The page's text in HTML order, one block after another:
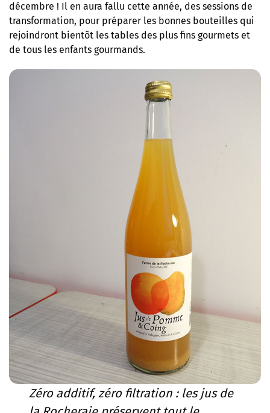
décembre ! Il en aura fallu cette année, des sessions de
transformation, pour préparer les bonnes bouteilles qui
rejoindront bientôt les tables des plus fins gourmets et
de tous les enfants gourmands.
Zéro additif, zéro filtration : les jus de